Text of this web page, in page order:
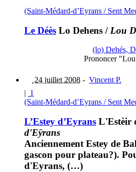
(Saint-Médard-d’Eyrans / Sent
Le Déès Lo Dehens / Lou
(lo) Dehés,
Prononcer
24 juillet 2008 - Vincent P.
| 1
(Saint-Médard-d’Eyrans / Sent
L’Estey d’Eyrans L'Estèir
d'Eÿrans
Anciennement Estey de
gascon pour plateau?).
d'Eyrans, (…)